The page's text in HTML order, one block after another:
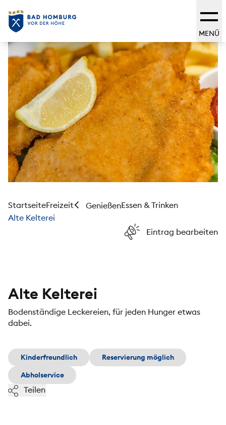
MENÜ
StartseiteFreizeit GenießenEssen & Trinken
Alte Kelterei
Eintrag bearbeiten
Alte Kelterei
Bodenständige Leckereien, für jeden Hunger etwas
dabei.
Kinderfreundlich
Reservierung möglich
Abholservice
Teilen